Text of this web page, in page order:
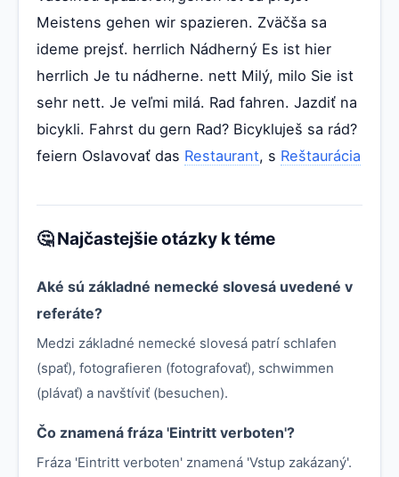
Meistens gehen wir spazieren. Zväčša sa
ideme prejsť. herrlich Nádherný Es ist hier
herrlich Je tu nádherne. nett Milý, milo Sie ist
sehr nett. Je veľmi milá. Rad fahren. Jazdiť na
bicykli. Fahrst du gern Rad? Bicykluješ sa rád?
feiern Oslavovať das Restaurant, s Reštaurácia
🤔 Najčastejšie otázky k téme
Aké sú základné nemecké slovesá uvedené v
referáte?
Medzi základné nemecké slovesá patrí schlafen
(spať), fotografieren (fotografovať), schwimmen
(plávať) a navštíviť (besuchen).
Čo znamená fráza 'Eintritt verboten'?
Fráza 'Eintritt verboten' znamená 'Vstup zakázaný'.